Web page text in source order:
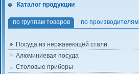
Каталог продукции
по группам товаров по производителям
Посуда из нержавеющей стали
Алюминиевая посуда
Столовые приборы